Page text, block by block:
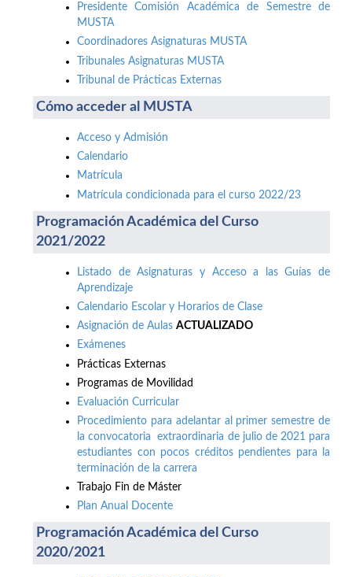
Presidente Comisión Académica de Semestre de
MUSTA
Coordinadores Asignaturas MUSTA
Tribunales Asignaturas MUSTA
Tribunal de Prácticas Externas
Cómo acceder al MUSTA
Acceso y Admisión
Calendario
Matrícula
Matrícula condicionada para el curso 2022/23
Programación Académica del Curso
2021/2022
Listado de Asignaturas y Acceso a las Guías de
Aprendizaje
Calendario Escolar y Horarios de Clase
Asignación de Aulas ACTUALIZADO
Exámenes
Prácticas Externas
Programas de Movilidad
Evaluación Curricular
Procedimiento para adelantar al primer semestre de
la convocatoria extraordinaria de julio de 2021 para
estudiantes con pocos créditos pendientes para la
terminación de la carrera
Trabajo Fin de Máster
Plan Anual Docente
Programación Académica del Curso
2020/2021